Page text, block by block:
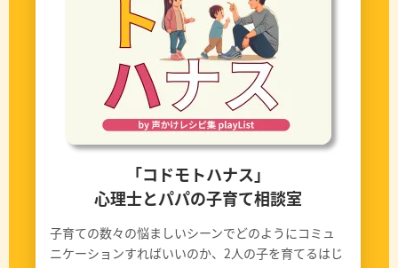
「コドモトハナス」
心理士とパパの子育て相談室
子育ての数々の悩ましいシーンでどのようにコミュ
ニケーションすればいいのか、2人の子を育てるはじ